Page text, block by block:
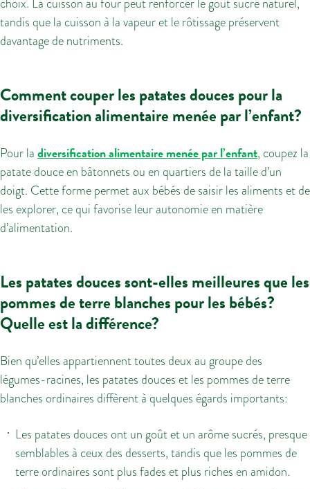
tandis que la cuisson à la vapeur et le rôtissage préservent
davantage de nutriments.
Comment couper les patates douces pour la
diversification alimentaire menée par l’enfant?
Pour la diversification alimentaire menée par l’enfant, coupez la
patate douce en bâtonnets ou en quartiers de la taille d’un
doigt. Cette forme permet aux bébés de saisir les aliments et de
les explorer, ce qui favorise leur autonomie en matière
d’alimentation.
Les patates douces sont-elles meilleures que les
pommes de terre blanches pour les bébés?
Quelle est la différence?
Bien qu’elles appartiennent toutes deux au groupe des
légumes-racines, les patates douces et les pommes de terre
blanches ordinaires diffèrent à quelques égards importants:
Les patates douces ont un goût et un arôme sucrés, presque
semblables à ceux des desserts, tandis que les pommes de
terre ordinaires sont plus fades et plus riches en amidon.